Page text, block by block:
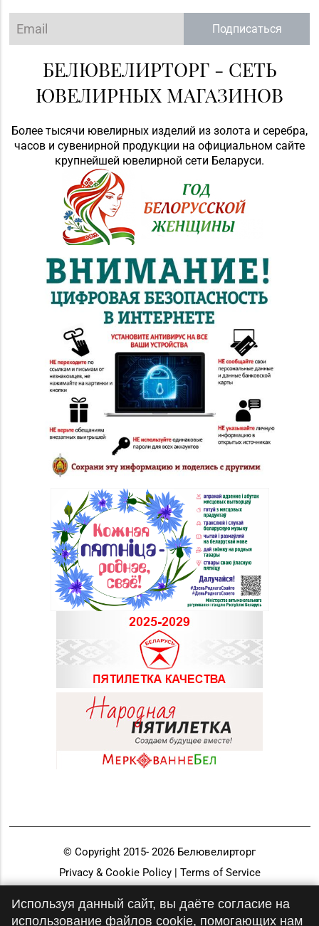
Подписаться
БЕЛЮВЕЛИРТОРГ - СЕТЬ
ЮВЕЛИРНЫХ МАГАЗИНОВ
Более тысячи ювелирных изделий из золота и серебра,
часов и сувенирной продукции на официальном сайте
крупнейшей ювелирной сети Беларуси.
© Copyright 2015- 2026 Белювелирторг
Privacy & Cookie Policy | Terms of Service
Используя данный сайт, вы даёте согласие на
использование файлов cookie, помогающих нам